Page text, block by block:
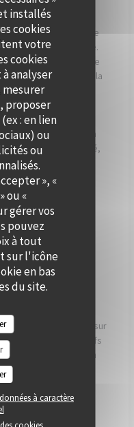
installés
cookies
votre
cookies
analyser
proposer
: en lien
ou
ou
», «
ou «
gérer vos
pouvez
à tout
sur l'icône
en bas
du site.
à caractère
vous invite à vivre une
charme authentique.
la Seine et d’un cadre
soleil qui illuminent la
ou une réception
accompagne dans la
alliant convivialité,
à vos invités un
pas de Paris.
a un impact direct sur
nos chefs
jour pour essayer d'en
positif possible.